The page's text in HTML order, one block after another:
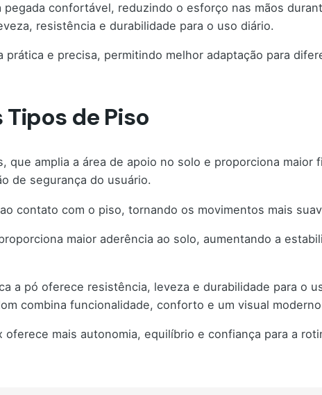
confortável, reduzindo o esforço nas mãos
resistência e durabilidade para o uso diário.
e precisa, permitindo melhor adaptação para
de Piso
amplia a área de apoio no solo e proporciona maior
de segurança do usuário.
contato com o piso, tornando os movimentos mais
maior aderência ao solo, aumentando a
a pó oferece resistência, leveza e durabilidade para o
combina funcionalidade, conforto e um visual
mais autonomia, equilíbrio e confiança para a